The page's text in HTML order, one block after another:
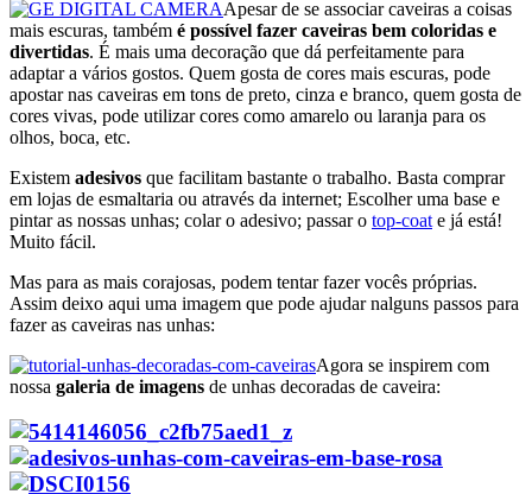
Apesar de se associar caveiras a coisas
mais escuras, também é possível fazer caveiras bem coloridas e
divertidas. É mais uma decoração que dá perfeitamente para
adaptar a vários gostos. Quem gosta de cores mais escuras, pode
apostar nas caveiras em tons de preto, cinza e branco, quem gosta de
cores vivas, pode utilizar cores como amarelo ou laranja para os
olhos, boca, etc.
Existem adesivos que facilitam bastante o trabalho. Basta comprar
em lojas de esmaltaria ou através da internet; Escolher uma base e
pintar as nossas unhas; colar o adesivo; passar o top-coat e já está!
Muito fácil.
Mas para as mais corajosas, podem tentar fazer vocês próprias.
Assim deixo aqui uma imagem que pode ajudar nalguns passos para
fazer as caveiras nas unhas:
Agora se inspirem com
nossa galeria de imagens de unhas decoradas de caveira: